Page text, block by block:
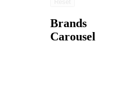
Brands
Carousel